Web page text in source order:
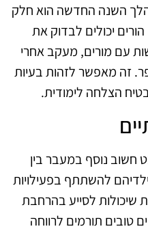
השנה החדשה הוא חלק
יכולים לבדוק את
עם מורים, מעקב אחרי
זה מאפשר לזהות בעיות
הצלחה לימודית.
חשוב נוסף במעבר בין
להשתתף בפעילויות
שיכולות לסייע בהרחבת
טובים תורמים לרווחה